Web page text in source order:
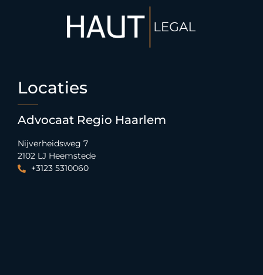
Locaties
Advocaat Regio Haarlem
Nijverheidsweg 7
2102 LJ Heemstede
+3123 5310060